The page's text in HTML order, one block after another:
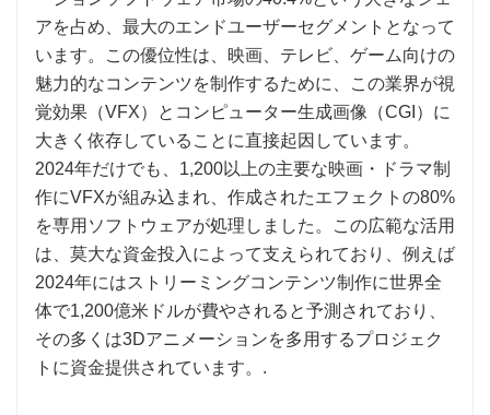
アを占め、最大のエンドユーザーセグメントとなって
います。この優位性は、映画、テレビ、ゲーム向けの
魅力的なコンテンツを制作するために、この業界が視
覚効果（VFX）とコンピューター生成画像（CGI）に
大きく依存していることに直接起因しています。
2024年だけでも、1,200以上の主要な映画・ドラマ制
作にVFXが組み込まれ、作成されたエフェクトの80%
を専用ソフトウェアが処理しました。この広範な活用
は、莫大な資金投入によって支えられており、例えば
2024年にはストリーミングコンテンツ制作に世界全
体で1,200億米ドルが費やされると予測されており、
その多くは3Dアニメーションを多用するプロジェク
トに資金提供されています。.